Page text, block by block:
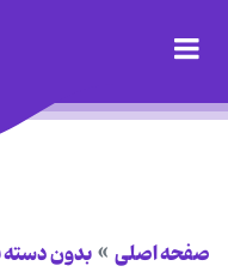
صفحه اصلی بدون دسته